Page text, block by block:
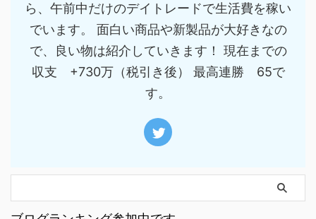
ら、午前中だけのデイトレードで生活費を稼い
でいます。 面白い商品や新製品が大好きなの
で、良い物は紹介していきます！ 現在までの
収支 +730万（税引き後） 最高連勝 65で
す。